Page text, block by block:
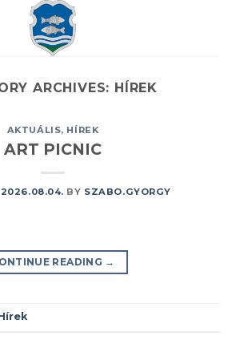
ARCHIVES: HÍREK
AKTUÁLIS, HÍREK
ART PICNIC
2026.08.04. BY SZABO.GYORGY
READING →